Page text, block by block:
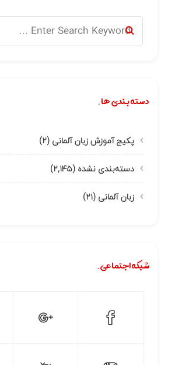
دسته بندی ها.
پکیج آموزش زبان آلمانی (۲)
دسته‌بندی نشده (۲,۱۴۵)
زبان آلمانی (۲۱)
شبکه اجتماعی.